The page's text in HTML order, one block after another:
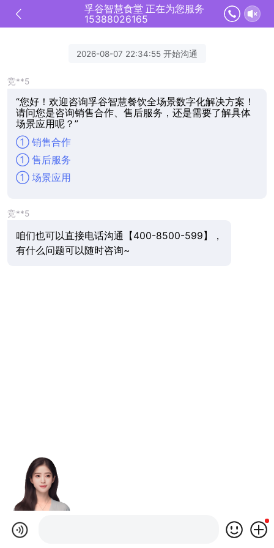
孚谷智慧食堂 正在为您服务
15388026165
2026-08-07 22:34:55 开始沟通
竞**5
“您好！欢迎咨询孚谷智慧餐饮全场景数字化解决方案！
请问您是咨询销售合作、售后服务，还是需要了解具体
场景应用呢？”
① 销售合作
① 售后服务
① 场景应用
竞**5
咱们也可以直接电话沟通【400-8500-599】，
有什么问题可以随时咨询~